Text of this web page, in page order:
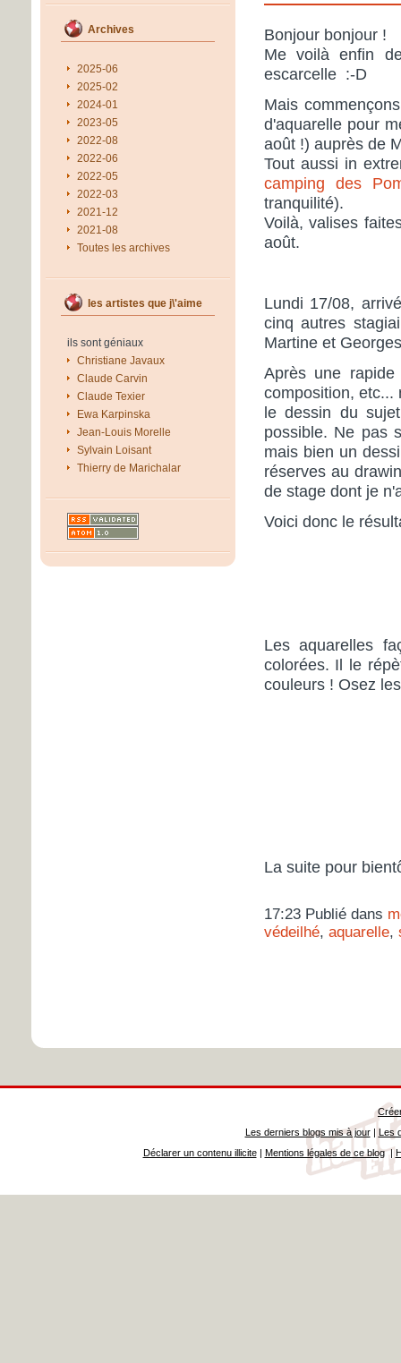
Archives
2025-06
2025-02
2024-01
2023-05
2022-08
2022-06
2022-05
2022-03
2021-12
2021-08
Toutes les archives
les artistes que j\'aime
ils sont géniaux
Christiane Javaux
Claude Carvin
Claude Texier
Ewa Karpinska
Jean-Louis Morelle
Sylvain Loisant
Thierry de Marichalar
Bonjour bonjour !
Me voilà enfin
escarcelle :-D
Mais
d'aquarelle pour
août !) auprès de
Tout aussi in
camping des
tranquilité).
Voilà, valises
août.
Lundi 17/08,
cinq autres
Martine et
Après une
composition, etc...
le dessin du
possible. Ne pas
mais bien un
réserves au
de stage dont je
Voici donc le
Les aquarelles
colorées. Il le
couleurs ! Osez
La suite pour
17:23 Publié dans
védeilhé, aquarelle,
Les derniers blogs mis à jour| Les
Déclarer un contenu illicite| Mentions légales de ce blog|